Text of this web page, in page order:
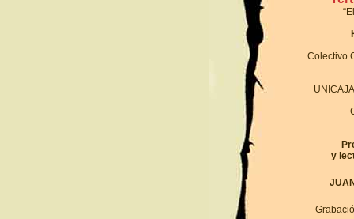
Colectivo
y